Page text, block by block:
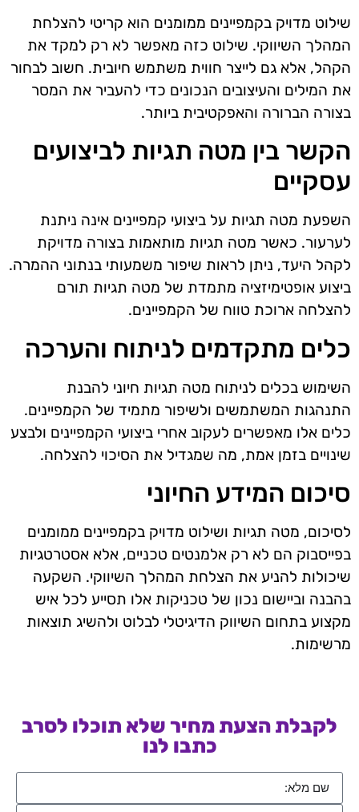
שילוט מדויק בקמפיינים ממומנים הוא קריטי להצלחת
המהלך השיווקי. שילוט כזה מאפשר לא רק למקד את
הקהל, אלא גם לייצר חווית משתמש חיובית. חשוב לבחור
את המילים והעיצובים הנכונים כדי להעביר את המסר
בצורה הברורה והאפקטיבית ביותר.
הקשר בין מטה תגיות לביצועים
עסקיים
השפעת מטה תגיות על ביצועי קמפיינים אינה ניתנת
לערעור. כאשר מטה תגיות מותאמות בצורה מדויקת
לקהל היעד, ניתן לראות שיפור משמעותי בנתוני ההמרה.
ביצוע אופטימיזציה מתמדת של מטה תגיות תורם
להצלחה ארוכת טווח של הקמפיינים.
כלים מתקדמים לניתוח והערכה
השימוש בכלים לניתוח מטה תגיות חיוני להבנת
התנהגות המשתמשים ולשיפור מתמיד של הקמפיינים.
כלים אלו מאפשרים לעקוב אחרי ביצועי הקמפיינים ולבצע
שינויים בזמן אמת, מה שמגדיל את הסיכוי להצלחה.
סיכום המידע החיוני
לסיכום, מטה תגיות ושילוט מדויק בקמפיינים ממומנים
בפייסבוק הם לא רק אלמנטים טכניים, אלא אסטרטגיות
שיכולות להניע את הצלחת המהלך השיווקי. השקעה
בהבנה וביישום נכון של טכניקות אלו תסייע לכל איש
מקצוע בתחום השיווק הדיגיטלי לבלוט ולהשיג תוצאות
מרשימות.
לקבלת הצעת מחיר שלא תוכלו לסרב
כתבו לנו